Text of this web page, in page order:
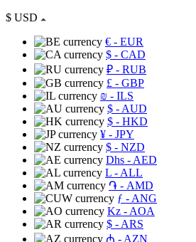
$ USD
€ - EUR
$ - CAD
₽ - RUB
£ - GBP
₪ - ILS
$ - AUD
$ - HKD
¥ - JPY
$ - NZD
Dhs - AED
L - ALL
֏ - AMD
ƒ - ANG
Kz - AOA
$ - ARS
₼ - AZN